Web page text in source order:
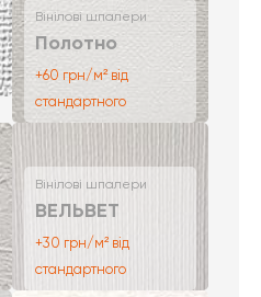
Вінілові шпалери
Полотно
+60 грн/м² від
стандартного
Вінілові шпалери
ВЕЛЬВЕТ
+30 грн/м² від
стандартного